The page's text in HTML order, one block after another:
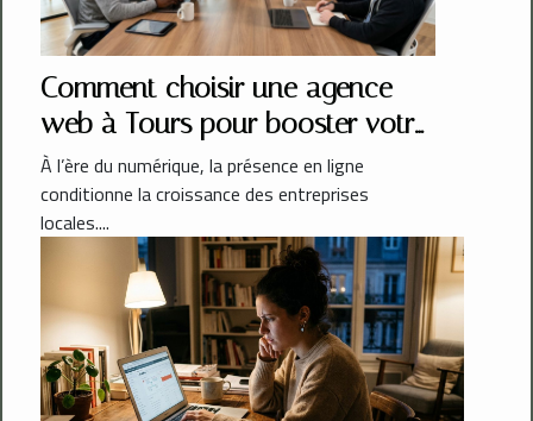
Comment choisir une agence
web à Tours pour booster votre
entreprise locale
À l’ère du numérique, la présence en ligne
conditionne la croissance des entreprises
locales....